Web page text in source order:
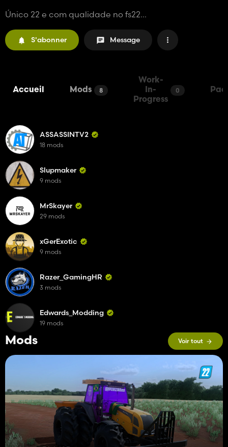
Único 22 e com qualidade no fs22...
S'abonner Message
Accueil Mods 8
Work-
In-
Progress
0
Mods Voir tout
ASSASSINTV2
18 mods
Slupmaker
9 mods
MrSkayer
29 mods
xGerExotic
9 mods
Razer_GamingHR
3 mods
Edwards_Modding
19 mods